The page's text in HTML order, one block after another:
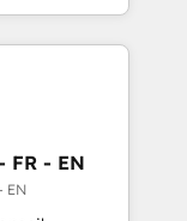
✓ HubSpotアワ
/
led
apps,
with inbound,
messaging,
FR - EN
EN